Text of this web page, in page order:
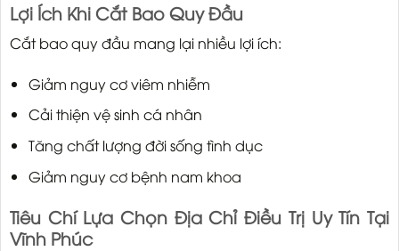
Lợi Ích Khi Cắt Bao Quy Đầu
Cắt bao quy đầu mang lại nhiều lợi ích:
Giảm nguy cơ viêm nhiễm
Cải thiện vệ sinh cá nhân
Tăng chất lượng đời sống tình dục
Giảm nguy cơ bệnh nam khoa
Tiêu Chí Lựa Chọn Địa Chỉ Điều Trị Uy Tín Tại
Vĩnh Phúc